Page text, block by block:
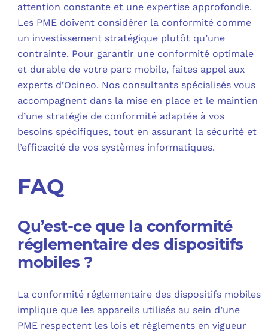
attention constante et une expertise approfondie.
Les PME doivent considérer la conformité comme
un investissement stratégique plutôt qu’une
contrainte. Pour garantir une conformité optimale
et durable de votre parc mobile, faites appel aux
experts d’Ocineo. Nos consultants spécialisés vous
accompagnent dans la mise en place et le maintien
d’une stratégie de conformité adaptée à vos
besoins spécifiques, tout en assurant la sécurité et
l’efficacité de vos systèmes informatiques.
FAQ
Qu’est-ce que la conformité
réglementaire des dispositifs
mobiles ?
La conformité réglementaire des dispositifs mobiles
implique que les appareils utilisés au sein d’une
PME respectent les lois et règlements en vigueur